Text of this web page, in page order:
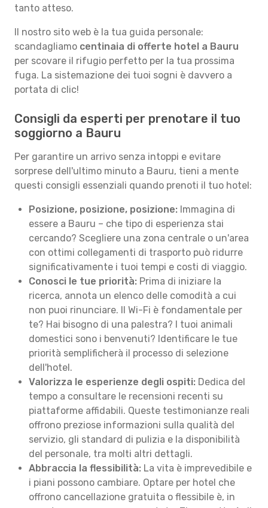
tanto atteso.
Il nostro sito web è la tua guida personale:
scandagliamo centinaia di offerte hotel a Bauru
per scovare il rifugio perfetto per la tua prossima
fuga. La sistemazione dei tuoi sogni è davvero a
portata di clic!
Consigli da esperti per prenotare il tuo
soggiorno a Bauru
Per garantire un arrivo senza intoppi e evitare
sorprese dell'ultimo minuto a Bauru, tieni a mente
questi consigli essenziali quando prenoti il tuo hotel:
Posizione, posizione, posizione: Immagina di
essere a Bauru – che tipo di esperienza stai
cercando? Scegliere una zona centrale o un'area
con ottimi collegamenti di trasporto può ridurre
significativamente i tuoi tempi e costi di viaggio.
Conosci le tue priorità: Prima di iniziare la
ricerca, annota un elenco delle comodità a cui
non puoi rinunciare. Il Wi-Fi è fondamentale per
te? Hai bisogno di una palestra? I tuoi animali
domestici sono i benvenuti? Identificare le tue
priorità semplificherà il processo di selezione
dell'hotel.
Valorizza le esperienze degli ospiti: Dedica del
tempo a consultare le recensioni recenti su
piattaforme affidabili. Queste testimonianze reali
offrono preziose informazioni sulla qualità del
servizio, gli standard di pulizia e la disponibilità
del personale, tra molti altri dettagli.
Abbraccia la flessibilità: La vita è imprevedibile e
i piani possono cambiare. Optare per hotel che
offrono cancellazione gratuita o flessibile è, in